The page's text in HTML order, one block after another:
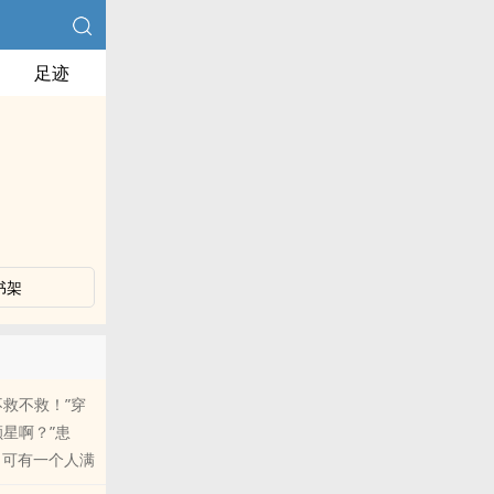
足迹
架
不救！”穿
啊？”患
有一个人满